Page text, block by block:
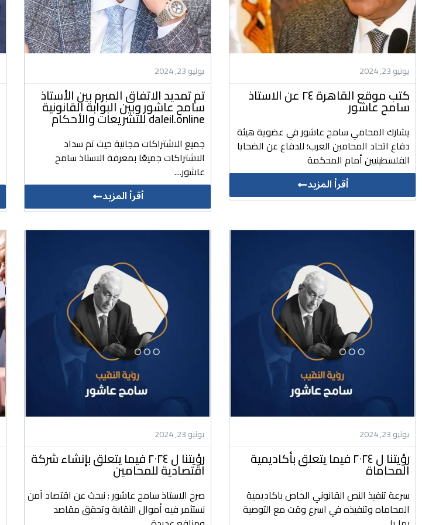
يونيو 23, 2024
كتب موقع القاهرة ٢٤ عن الاستاذ
سامح عاشور
يشارك المحامي سامح عاشور في عضوية هيئة
دفاع اتحاد المحامين العرب؛ للدفاع عن الضحايا
الفلسطينيين أمام المحكمة
أقرأ المزيد
يونيو 23, 2024
تم تمديد الاتفاق المبرم بين الأستاذ
سامح عاشور وبين البوابة القانونية
daleil.online للتشريعات والأحكام
جميع الاشتراكات مجانية حيث تم سداد
الاشتراكات جميعًا بمعرفة الاستاذ سامح
عاشور....
أقرأ المزيد
يونيو 23, 2024
رؤيتنا ل ٢٠٢٤ فيما يتعلق بأكاديمية
المحاماة
سرعة تنفيذ النص القانوني الخاص باكاديمية
المحاماه وتنفيذه في اسرع وقت مع التوصية
يونيو 23, 2024
رؤيتنا ل ٢٠٢٤ فيما يتعلق بإنشاء شركة
اقتصادية للمحامين
صرح الاستاذ سامح عاشور : نبحث عن اقتصاد آمن
نستثمر فيه أموال النقابة وتحقق مقاصد